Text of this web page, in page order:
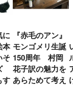
に
本
そ
す
『赤毛のアン』
モンゴメリ生誕
150周年 村岡
花子訳の魅力を
あらためて考え